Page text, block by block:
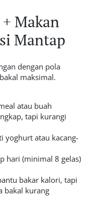
Makan
Mantap
dengan pola
maksimal.
atau buah
tapi kurangi
yoghurt atau kacang-
hari (minimal 8 gelas)
bakar kalori, tapi
bakal kurang